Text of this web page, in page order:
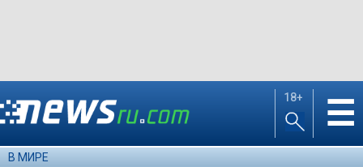
18+ ☰
В МИРЕ